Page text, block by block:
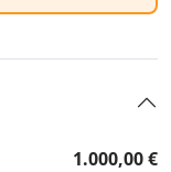
1.000,00 €